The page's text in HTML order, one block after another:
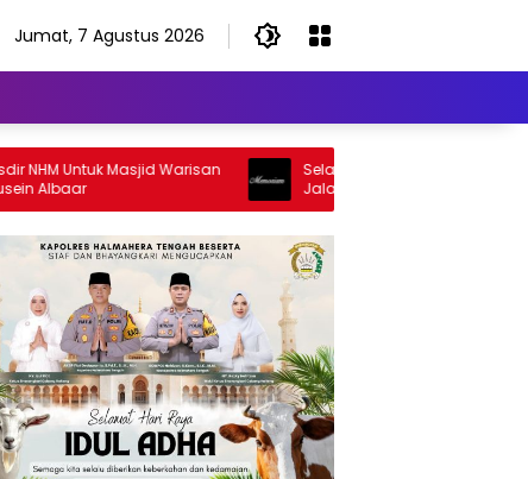
Jumat, 7 Agustus 2026
Untuk Masjid Warisan
Selamat Jalan Sang Inspirator,
Jalan Abangku Yuslam Idris